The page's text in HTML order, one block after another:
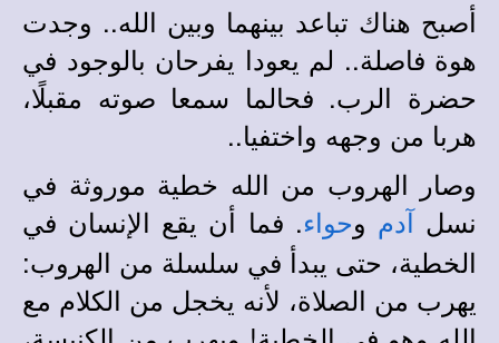
أصبح هناك تباعد بينهما وبين الله.. وجدت
هوة فاصلة.. لم يعودا يفرحان بالوجود في
حضرة الرب. فحالما سمعا صوته مقبلًا،
هربا من وجهه واختفيا..
وصار الهروب من الله خطية موروثة في
نسل آدم وحواء. فما أن يقع الإنسان في
الخطية، حتى يبدأ في سلسلة من الهروب:
يهرب من الصلاة، لأنه يخجل من الكلام مع